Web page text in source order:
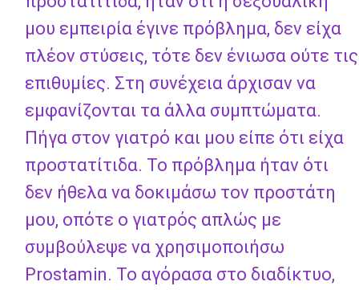
μου εμπειρία έγινε πρόβλημα, δεν είχα
πλέον στύσεις, τότε δεν ένιωσα ούτε τις
επιθυμίες. Στη συνέχεια άρχισαν να
εμφανίζονται τα άλλα συμπτώματα.
Πήγα στον γιατρό και μου είπε ότι είχα
προστατίτιδα. Το πρόβλημα ήταν ότι
δεν ήθελα να δοκιμάσω τον προστάτη
μου, οπότε ο γιατρός απλώς με
συμβούλεψε να χρησιμοποιήσω
Prostamin. Το αγόρασα στο διαδίκτυο,